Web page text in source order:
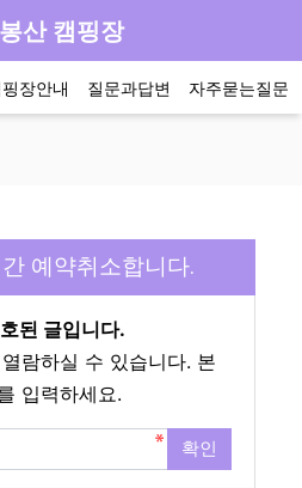
산 캠핑장
장안내 질문과답변 자주묻는질문
예약취소합니다.
된 글입니다.
람하실 수 있습니다. 본
입력하세요.
확인